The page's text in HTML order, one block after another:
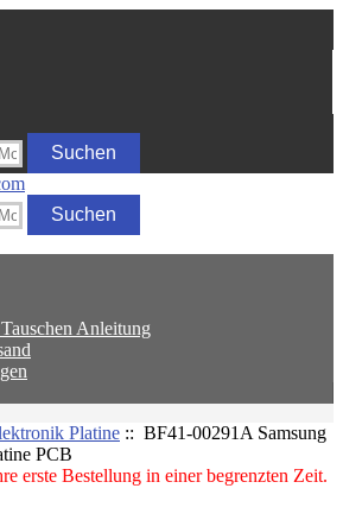
Anleitung
Platine :: BF41-00291A Samsung
PCB
erste Bestellung in einer begrenzten Zeit.